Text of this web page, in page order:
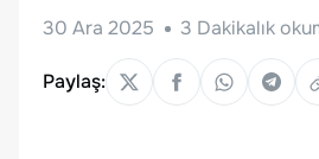
30 Ara 2025 3 Dakikalık
Paylaş: